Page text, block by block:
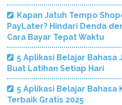
Kapan Jatuh Tempo
PayLater? Hindari Denda
Cara Bayar Tepat Waktu
5 Aplikasi Belajar Bahasa
Buat Latihan Setiap Hari
5 Aplikasi Belajar Bahasa
Terbaik Gratis 2025